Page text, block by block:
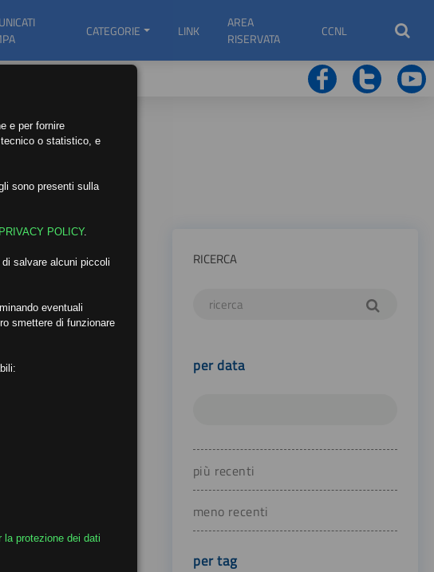
CATEGORIE LINK
AREA
RISERVATA
CCNL
RICERCA
per data
più recenti
meno recenti
per tag
e per fornire
o statistico, e
sono presenti sulla
PRIVACY POLICY.
salvare alcuni piccoli
eventuali
smettere di funzionare
la protezione dei dati